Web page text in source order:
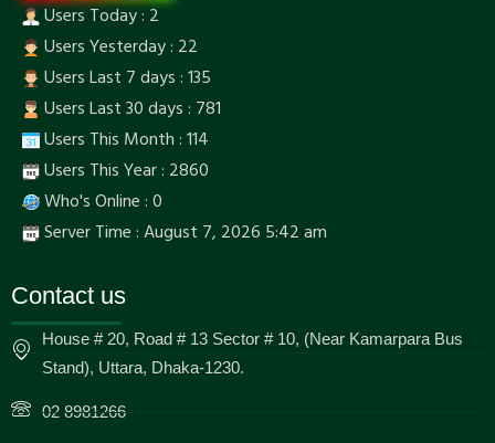
Users Today : 2
Users Yesterday : 22
Users Last 7 days : 135
Users Last 30 days : 781
Users This Month : 114
Users This Year : 2860
Who's Online : 0
Server Time : August 7, 2026 5:42 am
Contact us
House # 20, Road # 13 Sector # 10, (Near Kamarpara Bus
Stand), Uttara, Dhaka-1230.
02 8981266